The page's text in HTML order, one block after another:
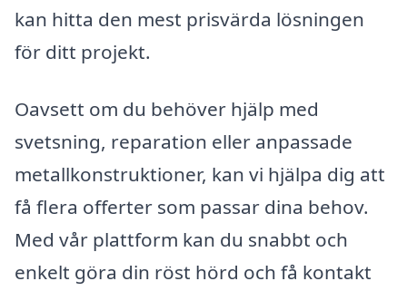
kan hitta den mest prisvärda lösningen
för ditt projekt.
Oavsett om du behöver hjälp med
svetsning, reparation eller anpassade
metallkonstruktioner, kan vi hjälpa dig att
få flera offerter som passar dina behov.
Med vår plattform kan du snabbt och
enkelt göra din röst hörd och få kontakt